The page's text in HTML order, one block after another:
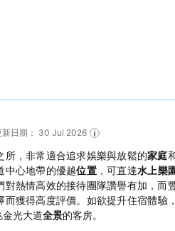
新日期： 30 Jul 2026
所，非常適合追求娛樂與放鬆的家庭
中心地帶的優越位置，可直達水上樂
熱情高效的接待團隊讚譽有加，而
而獲得高度評價。如欲提升住宿體驗
光大道全景的客房。